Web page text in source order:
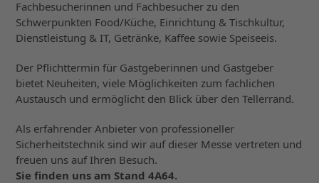
Fachbesucherinnen und Fachbesucher zu den
Schwerpunkten Food/Küche, Einrichtung & Tischkultur,
Dienstleistung & IT, Getränke, Kaffee sowie Speiseeis.
Der Pflichttermin für Gastgeberinnen und Gastgeber
bietet Neuheiten, viele Möglichkeiten zum fachlichen
Austausch und ermöglicht den Blick über den Tellerrand.
Als erfahrender Anbieter von professioneller
Sicherheitstechnik sind wir auf dieser Messe vertreten und
freuen uns auf Ihren Besuch.
Sie finden uns am Stand 4A64.